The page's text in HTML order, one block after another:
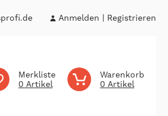
Anmelden Registrieren
Merkliste
0
Warenkorb
0